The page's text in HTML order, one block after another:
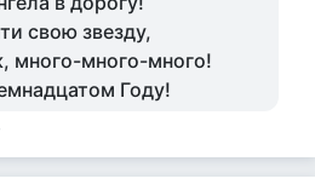
свою звезду,
много-много-много!
Году!